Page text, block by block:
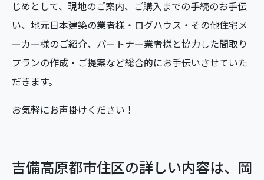
じめとして、現地のご案内、ご購入までの手続のお手伝
い、地元日本建築の業者様・ログハウス・その他住宅メ
ーカー様のご紹介、パートナー業者様と協力した間取り
プランの作成・ご提案など総合的にお手伝いさせていた
だきます。
お気軽にお声掛けください！
吉備高原都市住区の詳しい内容は、岡